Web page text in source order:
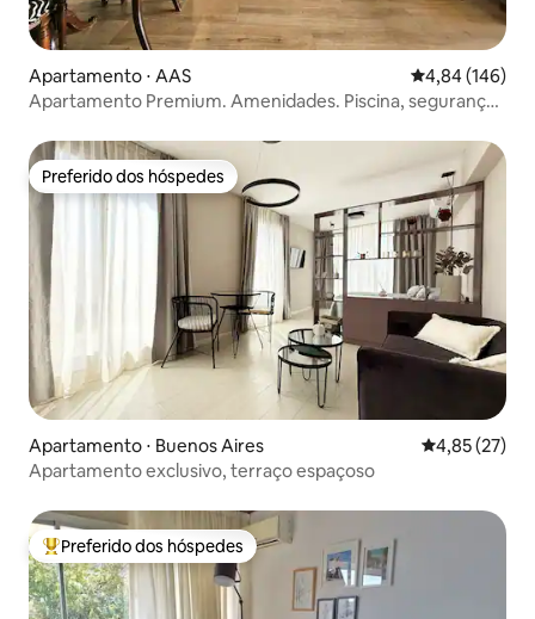
Apartamento ⋅ AAS 4,84 de uma
4,84 (146)
Apartamento Premium. Amenidades. Piscina, segurança,
Preferido dos hóspedes
Preferido dos hóspedes
Apartamento ⋅ Buenos Aires 4,85 de uma
4,85 (27)
Apartamento exclusivo, terraço espaçoso
Entre os melhores preferidos dos hóspedes
Preferido dos hóspedes